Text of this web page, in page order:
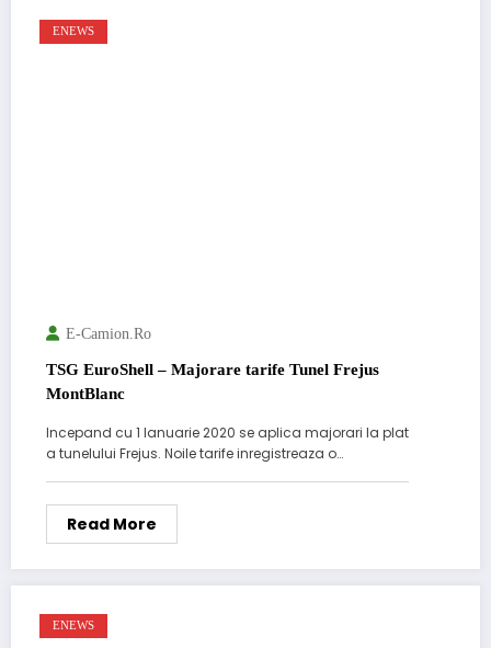
ENEWS
E-Camion.ro
TSG EuroShell – Majorare tarife Tunel Frejus
MontBlanc
Incepand cu 1 Ianuarie 2020 se aplica majorari la plat
a tunelului Frejus. Noile tarife inregistreaza o…
Read More
ENEWS